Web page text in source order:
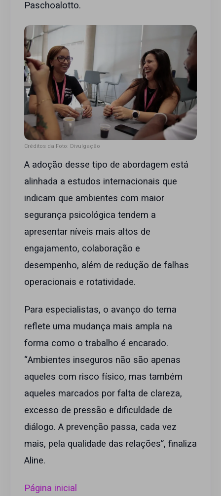
Paschoalotto.
Créditos da Foto: Divulgação
A adoção desse tipo de abordagem está
alinhada a estudos internacionais que
indicam que ambientes com maior
segurança psicológica tendem a
apresentar níveis mais altos de
engajamento, colaboração e
desempenho, além de redução de falhas
operacionais e rotatividade.
Para especialistas, o avanço do tema
reflete uma mudança mais ampla na
forma como o trabalho é encarado.
“Ambientes inseguros não são apenas
aqueles com risco físico, mas também
aqueles marcados por falta de clareza,
excesso de pressão e dificuldade de
diálogo. A prevenção passa, cada vez
mais, pela qualidade das relações”, finaliza
Aline.
Página inicial